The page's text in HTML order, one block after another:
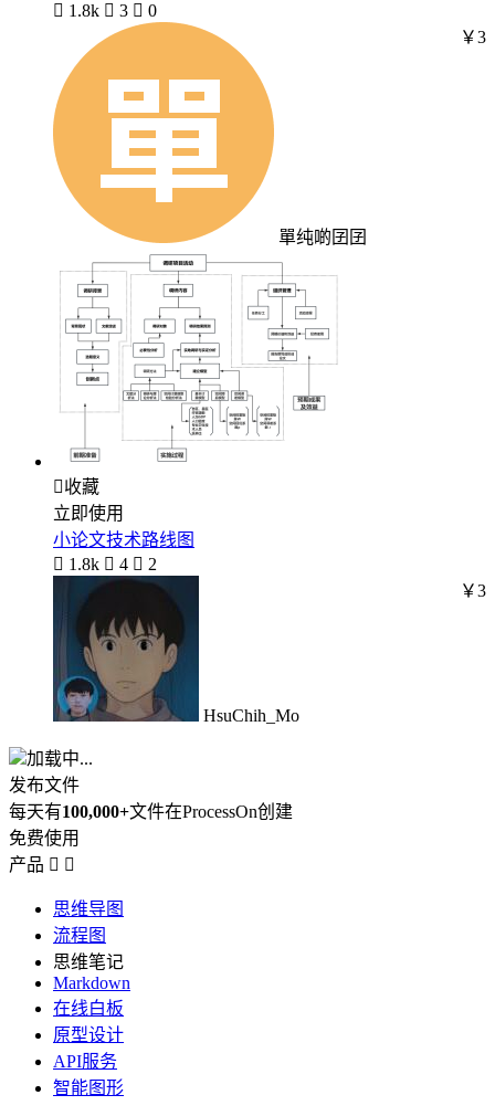
 1.8k  3  0
單纯啲囝囝
￥3
收藏
立即使用
小论文技术路线图
 1.8k  4  2
HsuChih_Mo
￥3
加载中...
发布文件
每天有100,000+文件在ProcessOn创建
免费使用
产品  
思维导图
流程图
思维笔记
Markdown
在线白板
原型设计
API服务
智能图形